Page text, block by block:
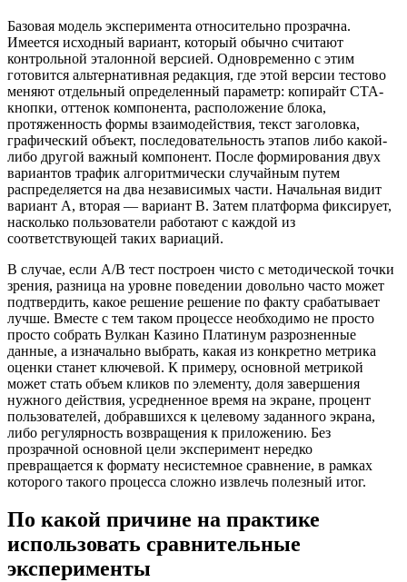
Базовая модель эксперимента относительно прозрачна.
Имеется исходный вариант, который обычно считают
контрольной эталонной версией. Одновременно с этим
готовится альтернативная редакция, где этой версии тестово
меняют отдельный определенный параметр: копирайт CTA-
кнопки, оттенок компонента, расположение блока,
протяженность формы взаимодействия, текст заголовка,
графический объект, последовательность этапов либо какой-
либо другой важный компонент. После формирования двух
вариантов трафик алгоритмически случайным путем
распределяется на два независимых части. Начальная видит
вариант A, вторая — вариант B. Затем платформа фиксирует,
насколько пользователи работают с каждой из
соответствующей таких вариаций.
В случае, если A/B тест построен чисто с методической точки
зрения, разница на уровне поведении довольно часто может
подтвердить, какое решение решение по факту срабатывает
лучше. Вместе с тем таком процессе необходимо не просто
просто собрать Вулкан Казино Платинум разрозненные
данные, а изначально выбрать, какая из конкретно метрика
оценки станет ключевой. К примеру, основной метрикой
может стать объем кликов по элементу, доля завершения
нужного действия, усредненное время на экране, процент
пользователей, добравшихся к целевому заданного экрана,
либо регулярность возвращения к приложению. Без
прозрачной основной цели эксперимент нередко
превращается к формату несистемное сравнение, в рамках
которого такого процесса сложно извлечь полезный итог.
По какой причине на практике
использовать сравнительные
эксперименты